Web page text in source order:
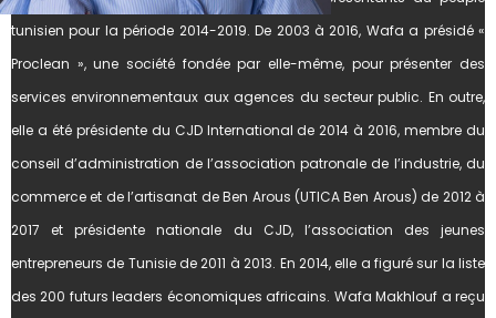
tunisien pour la période 2014-2019. De 2003 à 2016, Wafa a présidé «
Proclean », une société fondée par elle-même, pour présenter des
services environnementaux aux agences du secteur public. En outre,
elle a été présidente du CJD International de 2014 à 2016, membre du
conseil d’administration de l’association patronale de l’industrie, du
commerce et de l’artisanat de Ben Arous (UTICA Ben Arous) de 2012 à
2017 et présidente nationale du CJD, l’association des jeunes
entrepreneurs de Tunisie de 2011 à 2013. En 2014, elle a figuré sur la liste
des 200 futurs leaders économiques africains. Wafa Makhlouf a reçu